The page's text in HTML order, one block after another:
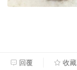
回覆 收藏